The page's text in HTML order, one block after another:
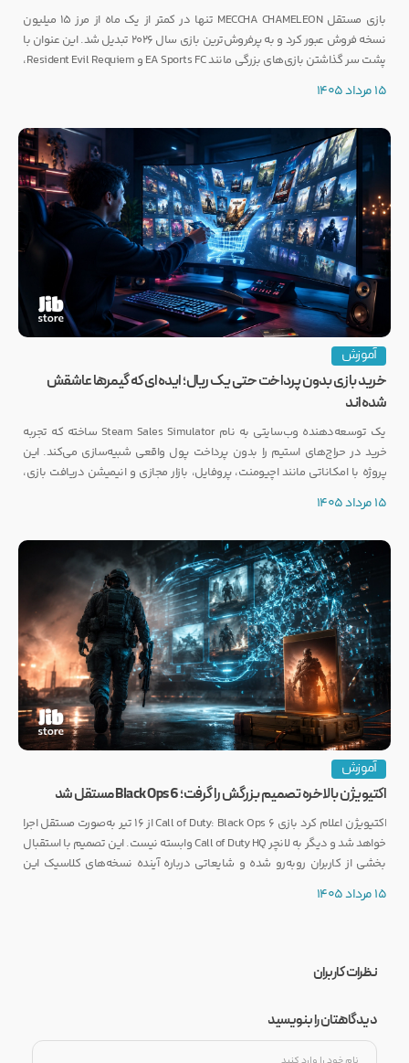
بازی مستقل MECCHA CHAMELEON تنها در کمتر از یک ماه از مرز ۱۵ میلیون
نسخه فروش عبور کرد و به پرفروش‌ترین بازی سال ۲۰۲۶ تبدیل شد. این عنوان با
پشت سر گذاشتن بازی‌های بزرگی مانند EA Sports FC و Resident Evil Requiem،
15 مرداد 1405
آموزش
خرید بازی بدون پرداخت حتی یک ریال؛ ایده‌ای که گیمرها عاشقش
شده‌اند
یک توسعه‌دهنده وب‌سایتی به نام Steam Sales Simulator ساخته که تجربه
خرید در حراج‌های استیم را بدون پرداخت پول واقعی شبیه‌سازی می‌کند. این
پروژه با امکاناتی مانند اچیومنت، پروفایل، بازار مجازی و انیمیشن دریافت بازی،
15 مرداد 1405
آموزش
اکتیویژن بالاخره تصمیم بزرگش را گرفت؛ Black Ops 6 مستقل شد
اکتیویژن اعلام کرد بازی Call of Duty: Black Ops 6 از ۱۶ تیر به‌صورت مستقل اجرا
خواهد شد و دیگر به لانچر Call of Duty HQ وابسته نیست. این تصمیم با استقبال
بخشی از کاربران روبه‌رو شده و شایعاتی درباره آینده نسخه‌های کلاسیک این
15 مرداد 1405
نظرات کاربران
دیدگاهتان را بنویسید